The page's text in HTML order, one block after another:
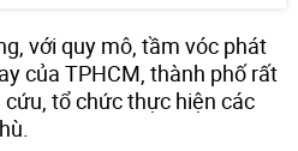
với quy mô, tầm vóc phát
của TPHCM, thành phố rất
tổ chức thực hiện các